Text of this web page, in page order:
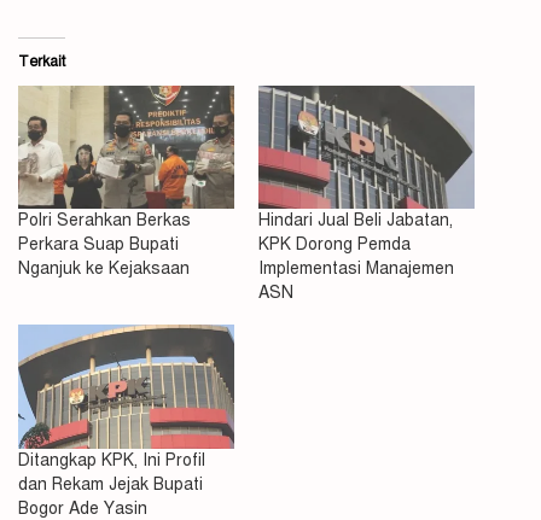
Terkait
Polri Serahkan Berkas
Perkara Suap Bupati
Nganjuk ke Kejaksaan
Hindari Jual Beli Jabatan,
KPK Dorong Pemda
Implementasi Manajemen
ASN
Ditangkap KPK, Ini Profil
dan Rekam Jejak Bupati
Bogor Ade Yasin